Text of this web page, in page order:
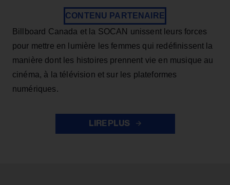
CONTENU PARTENAIRE
Billboard Canada et la SOCAN unissent leurs forces
pour mettre en lumière les femmes qui redéfinissent la
manière dont les histoires prennent vie en musique au
cinéma, à la télévision et sur les plateformes
numériques.
LIRE PLUS